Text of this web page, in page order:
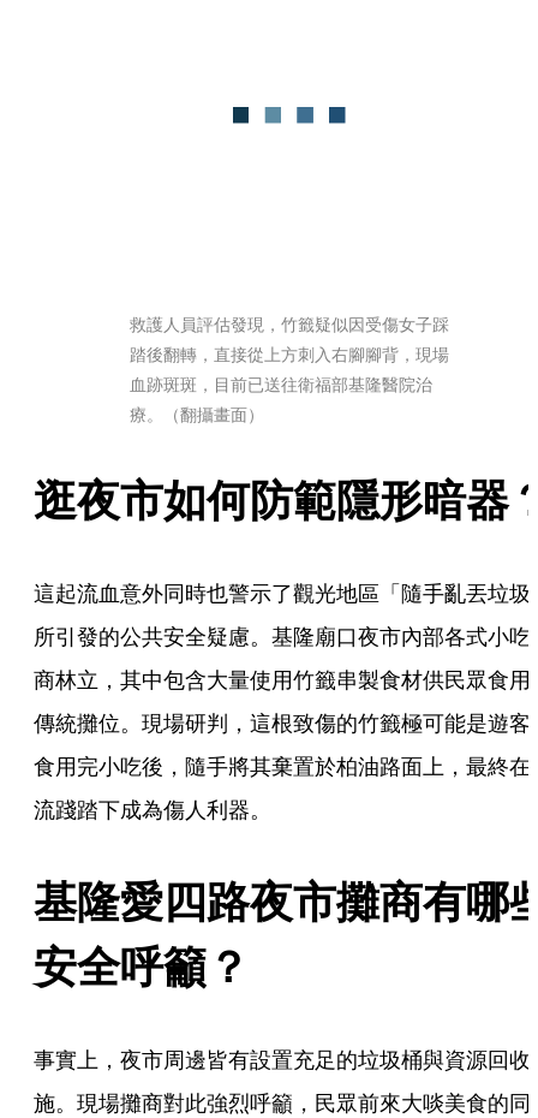
救護人員評估發現，竹籤疑似因受傷女子踩
踏後翻轉，直接從上方刺入右腳腳背，現場
血跡斑斑，目前已送往衛福部基隆醫院治
療。（翻攝畫面）
逛夜市如何防範隱形暗器
這起流血意外同時也警示了觀光地區「隨手亂丟垃圾
所引發的公共安全疑慮。基隆廟口夜市內部各式小吃
商林立，其中包含大量使用竹籤串製食材供民眾食用
傳統攤位。現場研判，這根致傷的竹籤極可能是遊客
食用完小吃後，隨手將其棄置於柏油路面上，最終在
流踐踏下成為傷人利器。
基隆愛四路夜市攤商有哪
安全呼籲？
事實上，夜市周邊皆有設置充足的垃圾桶與資源回收
施。現場攤商對此強烈呼籲，民眾前來大啖美食的同